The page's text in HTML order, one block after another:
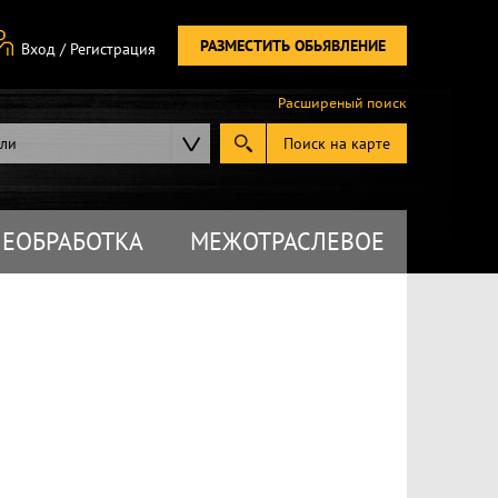
РАЗМЕСТИТЬ ОБЬЯВЛЕНИЕ
Вход / Регистрация
Поиск на карте
Расширеный поиск
МЕЖОТРАСЛЕВОЕ